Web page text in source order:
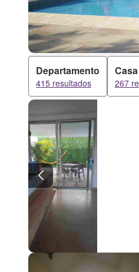
Departamento
415 resultados
Casa
267